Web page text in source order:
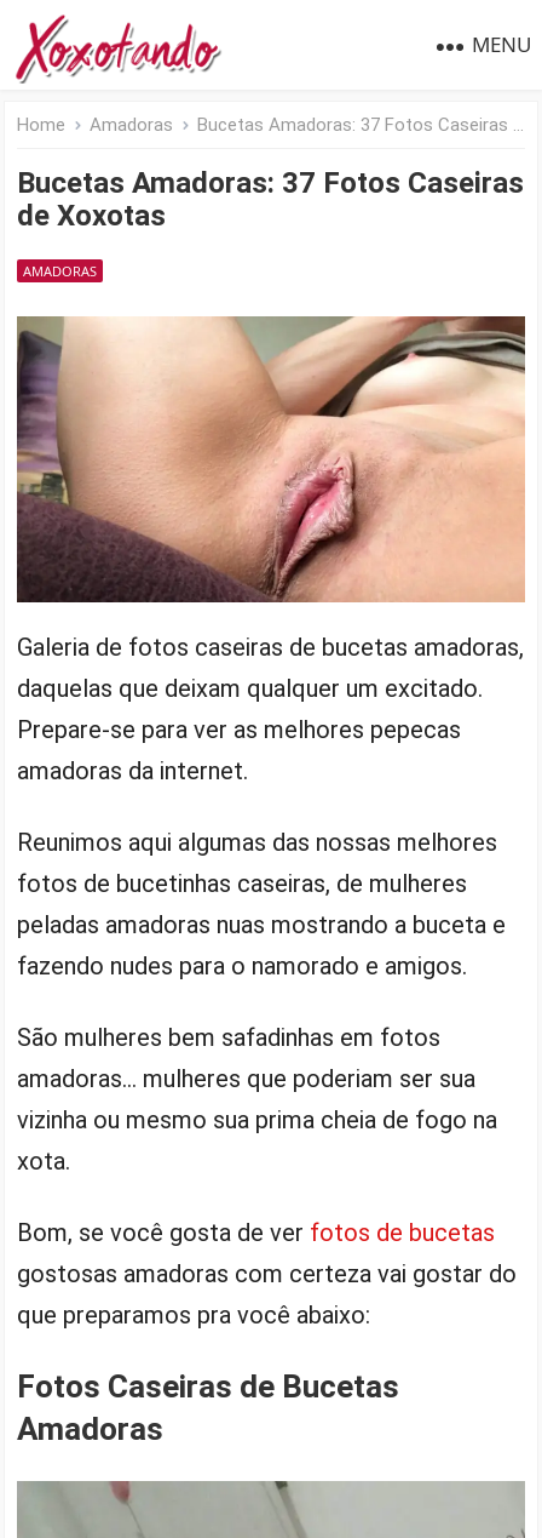
MENU
Home Amadoras Bucetas Amadoras: 37 Fotos Caseiras de Xoxotas
Bucetas Amadoras: 37 Fotos Caseiras
de Xoxotas
AMADORAS
Galeria de fotos caseiras de bucetas amadoras,
daquelas que deixam qualquer um excitado.
Prepare-se para ver as melhores pepecas
amadoras da internet.
Reunimos aqui algumas das nossas melhores
fotos de bucetinhas caseiras, de mulheres
peladas amadoras nuas mostrando a buceta e
fazendo nudes para o namorado e amigos.
São mulheres bem safadinhas em fotos
amadoras… mulheres que poderiam ser sua
vizinha ou mesmo sua prima cheia de fogo na
xota.
Bom, se você gosta de ver fotos de bucetas
gostosas amadoras com certeza vai gostar do
que preparamos pra você abaixo:
Fotos Caseiras de Bucetas
Amadoras